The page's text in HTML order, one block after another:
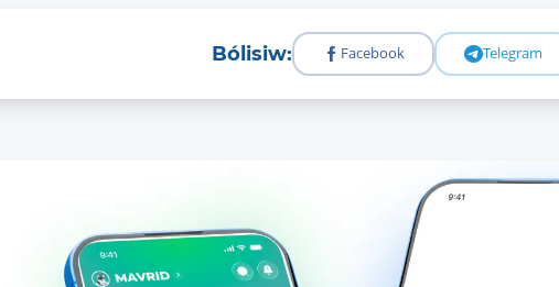
Bólisiw: Facebook Telegram